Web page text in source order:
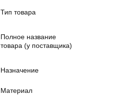
Тип товара
Полное название
товара (у поставщика)
Назначение
Материал